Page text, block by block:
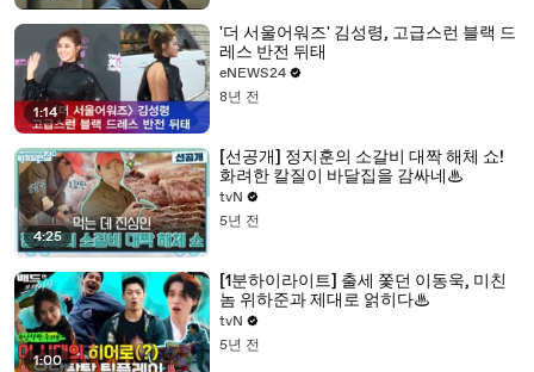
1:14
'더 서울어워즈' 김성령, 고급스런 블랙 드
레스 반전 뒤태
eNEWS24
8년 전
4:25
[선공개] 정지훈의 소갈비 대짝 해체 쇼!
화려한 칼질이 바달집을 감싸네♨
tvN
5년 전
1:00
[1분하이라이트] 출세 쫓던 이동욱, 미친
놈 위하준과 제대로 얽히다♨
tvN
5년 전